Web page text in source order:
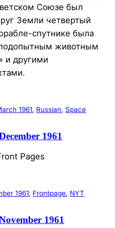
Союзе был
Земли четвертый
спутнике была
подопытным животным
и другими
1961, Russian, Space
1961
Pages
1961, Frontpage, NYT
1961